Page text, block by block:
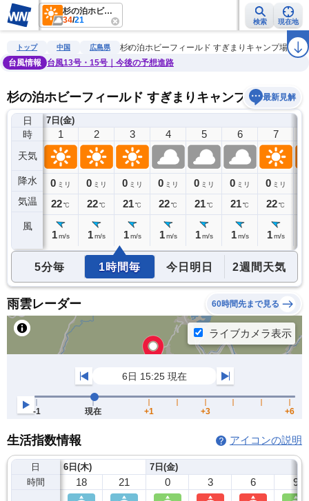
杉の泊ホビーフィールド すぎまりキャンプ場
34/21 検索 現在地
雨雲レーダー 台風情報 地震情報 警報・注意報 2週間天気 ラ
トップ 中国 広島県
杉の泊ホビーフィールド すぎまりキャンプ場
台風情報
台風13号・15号｜今後の予想進路
杉の泊ホビーフィールド すぎまりキャンプ場の天気
最新見解
日
時
天気
降水
気温
風
7日(金)
0
0ミリ
23℃
1
0 ミリ
22℃
1 m/s
2
0 ミリ
22℃
1 m/s
3
0 ミリ
21℃
1 m/s
4
0 ミリ
22℃
1 m/s
5
0 ミリ
21℃
1 m/s
6
0 ミリ
21℃
1 m/s
7
0 ミリ
22℃
1 m/s
5分毎 1時間毎 今日明日 2週間天気
雨雲レーダー 60時間先まで見る
生活指数情報 アイコンの説明
日
時間
6日(木)
18 21
7日(金)
0 3 6 9